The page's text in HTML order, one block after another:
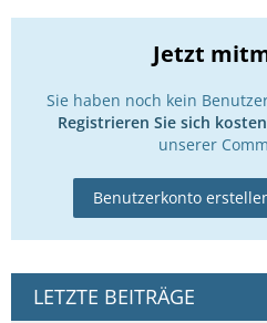
Jetzt
Sie haben noch kein
Registrieren Sie sich
unserer
Benutzerkonto
LETZTE BEITRÄGE